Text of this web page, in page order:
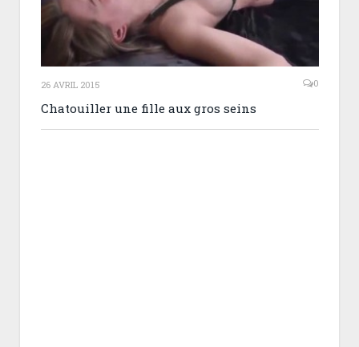
26 AVRIL 2015 0
Chatouiller une fille aux gros seins